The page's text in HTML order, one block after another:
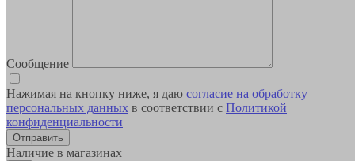
Сообщение
Нажимая на кнопку ниже, я даю согласие на обработку
персональных данных в соответствии с Политикой
конфиденциальности
Наличие в магазинах